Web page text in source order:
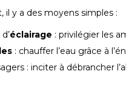
il y a des moyens simples :
éclairage : privilégier les
: chauffer l’eau grâce à
: inciter à débrancher